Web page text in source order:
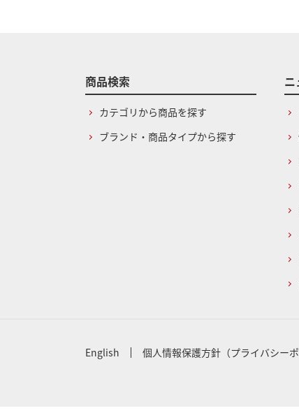
商品検索
カテゴリから商品を探す
ブランド・商品タイプから探す
ニ
English 個人情報保護方針（プライバシーポ